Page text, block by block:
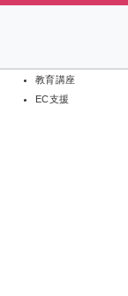
教育講座
EC支援